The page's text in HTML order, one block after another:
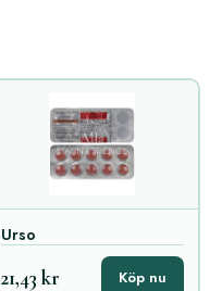
Urso
21,43 kr Köp nu